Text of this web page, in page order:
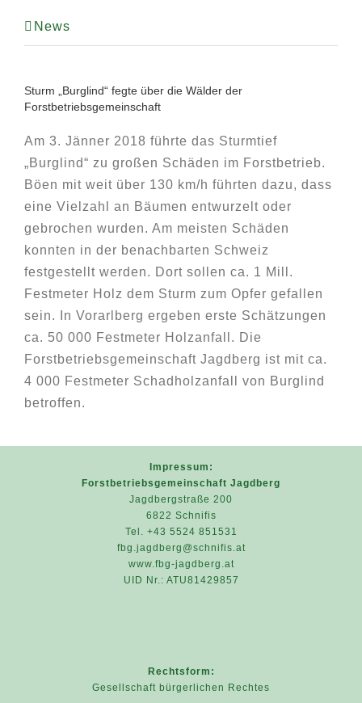
News
Sturm „Burglind“ fegte über die Wälder der
Forstbetriebsgemeinschaft
Am 3. Jänner 2018 führte das Sturmtief
„Burglind“ zu großen Schäden im Forstbetrieb.
Böen mit weit über 130 km/h führten dazu, dass
eine Vielzahl an Bäumen entwurzelt oder
gebrochen wurden. Am meisten Schäden
konnten in der benachbarten Schweiz
festgestellt werden. Dort sollen ca. 1 Mill.
Festmeter Holz dem Sturm zum Opfer gefallen
sein. In Vorarlberg ergeben erste Schätzungen
ca. 50 000 Festmeter Holzanfall. Die
Forstbetriebsgemeinschaft Jagdberg ist mit ca.
4 000 Festmeter Schadholzanfall von Burglind
betroffen.
Impressum:
Forstbetriebsgemeinschaft Jagdberg
Jagdbergstraße 200
6822 Schnifis
Tel. +43 5524 851531
fbg.jagdberg@schnifis.at
www.fbg-jagdberg.at
UID Nr.: ATU81429857
Rechtsform:
Gesellschaft bürgerlichen Rechtes